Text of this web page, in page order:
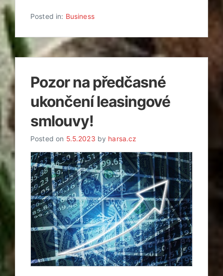
Posted in: Business
Pozor na předčasné
ukončení leasingové
smlouvy!
Posted on 5.5.2023 by harsa.cz